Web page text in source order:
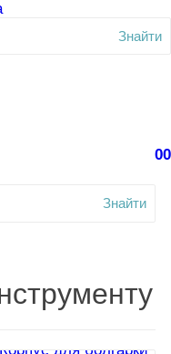
Знайти
00
Знайти